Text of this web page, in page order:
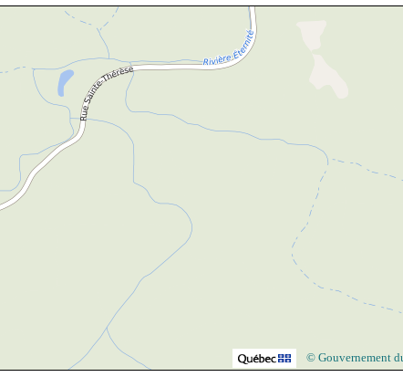
© Gouvernement